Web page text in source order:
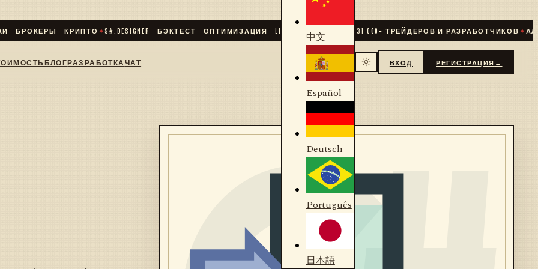
БРОКЕРЫ · КРИПТО✦S#.DESIGNER · БЭКТЕСТ · ОПТИМИЗАЦИЯ · LIVE ✦ СООБЩЕСТВО 31 000+ ТРЕЙДЕРОВ И РАЗРАБОТЧИКОВ✦
БЛОГРАЗРАБОТКАЧАТ
中文
Español
Deutsch
Português
日本語
ВХОД РЕГИСТРАЦИЯ →